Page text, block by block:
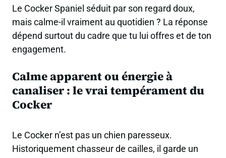
Le Cocker Spaniel séduit par son regard doux,
mais calme-il vraiment au quotidien ? La réponse
dépend surtout du cadre que tu lui offres et de ton
engagement.
Calme apparent ou énergie à
canaliser : le vrai tempérament du
Cocker
Le Cocker n’est pas un chien paresseux.
Historiquement chasseur de cailles, il garde un